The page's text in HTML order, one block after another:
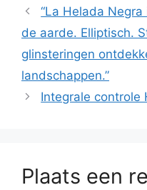
“La Helada
de aarde. Elliptisch.
glinsteringen
landschappen.”
Integrale controle
Plaats een